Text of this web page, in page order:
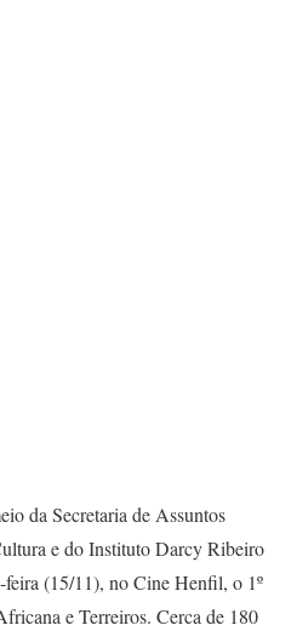
da Secretaria de Assuntos
e do Instituto Darcy Ribeiro
(15/11), no Cine Henfil, o 1º
e Terreiros. Cerca de 180